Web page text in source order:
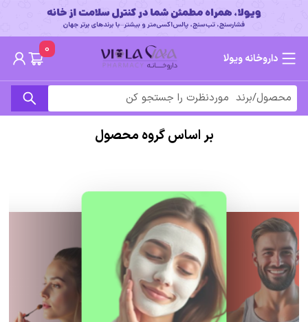
داروخانه ویولا
0
بر اساس گروه محصول